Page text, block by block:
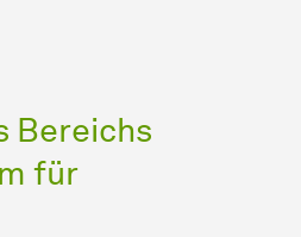
Bereichs
für